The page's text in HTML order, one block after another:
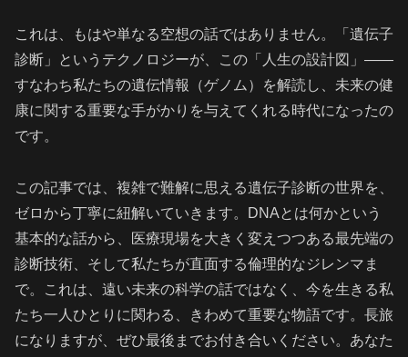
これは、もはや単なる空想の話ではありません。「遺伝子
診断」というテクノロジーが、この「人生の設計図」――
すなわち私たちの遺伝情報（ゲノム）を解読し、未来の健
康に関する重要な手がかりを与えてくれる時代になったの
です。
この記事では、複雑で難解に思える遺伝子診断の世界を、
ゼロから丁寧に紐解いていきます。DNAとは何かという
基本的な話から、医療現場を大きく変えつつある最先端の
診断技術、そして私たちが直面する倫理的なジレンマま
で。これは、遠い未来の科学の話ではなく、今を生きる私
たち一人ひとりに関わる、きわめて重要な物語です。長旅
になりますが、ぜひ最後までお付き合いください。あなた